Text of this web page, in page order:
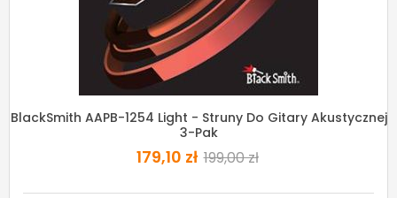
BlackSmith AAPB-1254 Light - Struny Do Gitary Akustycznej
3-Pak
179,10 zł 199,00 zł